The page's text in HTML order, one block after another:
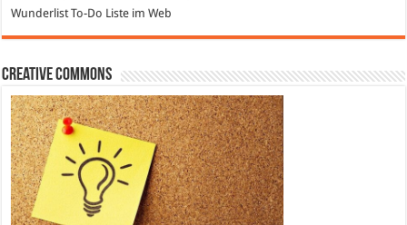
WunderlistTo-Do Liste im Web
Creative Commons